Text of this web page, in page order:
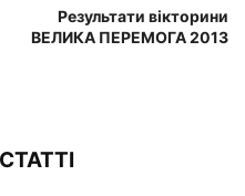
Результати вікторини
ВЕЛИКА ПЕРЕМОГА 2013